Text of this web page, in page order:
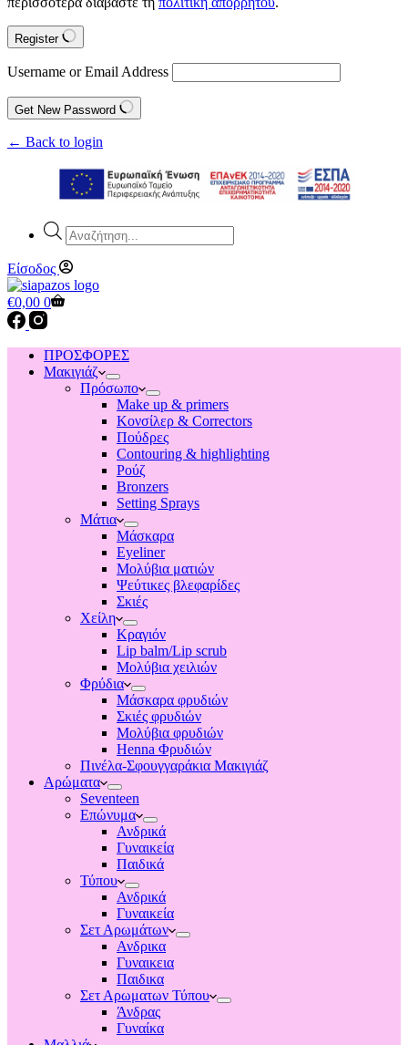
Register
Username or Email Address
Get New Password
← Back to login
Products
search
Είσοδος
Shopping
cart
€0,00 0
ΠΡΟΣΦΟΡΕΣ
Μακιγιάζ
Πρόσωπο
Make up & primers
Κονσίλερ & Correctors
Πούδρες
Contouring & highlighting
Ρούζ
Bronzers
Setting Sprays
Μάτια
Μάσκαρα
Eyeliner
Μολύβια ματιών
Ψεύτικες βλεφαρίδες
Σκιές
Χείλη
Κραγιόν
Lip balm/Lip scrub
Μολύβια χειλιών
Φρύδια
Μάσκαρα φρυδιών
Σκιές φρυδιών
Μολύβια φρυδιών
Henna Φρυδιών
Πινέλα-Σφουγγαράκια Μακιγιάζ
Αρώματα
Seventeen
Επώνυμα
Ανδρικά
Γυναικεία
Παιδικά
Τύπου
Ανδρικά
Γυναικεία
Σετ Αρωμάτων
Ανδρικα
Γυναικεια
Παιδικα
Σετ Αρωματων Τύπου
Άνδρας
Γυναίκα